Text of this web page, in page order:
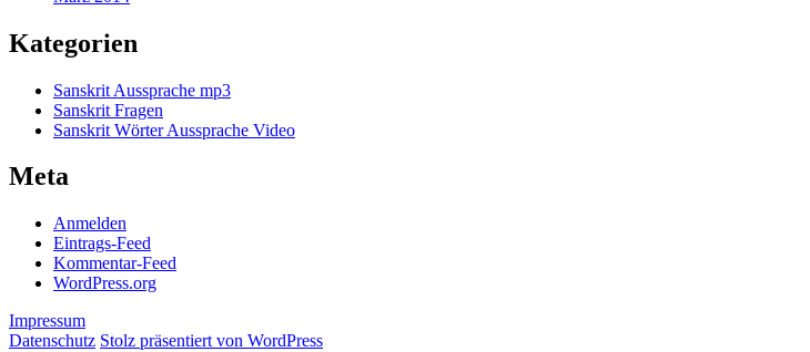
Kategorien
Sanskrit Aussprache mp3
Sanskrit Fragen
Sanskrit Wörter Aussprache Video
Meta
Anmelden
Eintrags-Feed
Kommentar-Feed
WordPress.org
Impressum
Datenschutz Stolz präsentiert von WordPress